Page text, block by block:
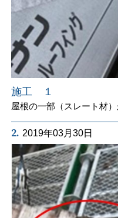
施工 １
屋根の一部（スレート材
2. 2019年03月30日